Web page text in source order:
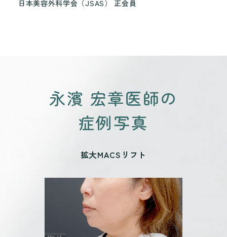
日本美容外科学会（JSAS） 正会員
永濱 宏章医師の
症例写真
拡大MACSリフト